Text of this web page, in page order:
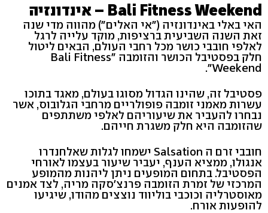
Bali Fitness Weekend – אינדונזיה
האי באלי באינדונזיה ("אי האלים") מהווה מדי שנה
זאת השנה השביעית ברציפות, מוקד עלייה לרגל
לאלפי חובבי כושר מכל רחבי העולם, הבאים ליטול
חלק בפסטיבל הכושר והזומבה "Bali Fitness
Weekend".
פסטיבל זה, שהינו הגדול מסוגו בעולם, מאגד בתוכו
עשרות מאמני זומבה פופולריים מרחבי הגלובוס, אשר
נבחרו להעביר את שיעוריהם לאלפי משתתפים
שהזומבה היא חלק משגרת חייהם.
חובבי זרם ה Salsation ישמחו לגלות שאלחנדרו
אנגולו, ממציא הענף, יעביר שיעור בעצמו לאורחי
הפסטיבל. בתחום המופעים ניתן ליהנות מהמופע
המרכזי של זמרת הזומבה פרנצ'סקה מריה, לצד אמנים
מאוסטרליה וכוכבי בוליווד נוצצים מהודו, שיגיעו
להופעות אורח.